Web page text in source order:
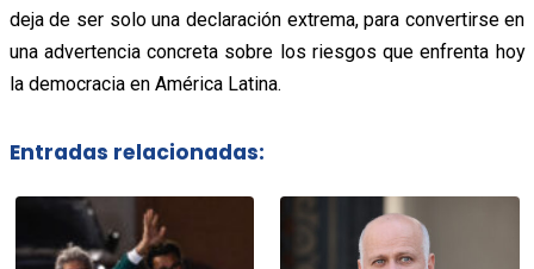
deja de ser solo una declaración extrema, para convertirse en
una advertencia concreta sobre los riesgos que enfrenta hoy
la democracia en América Latina.
Entradas relacionadas: